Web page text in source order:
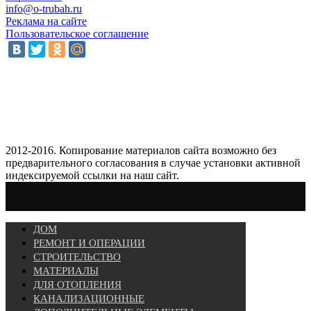
info@o-trubah.ru
Реклама на сайте
Пользовательское соглашение
2012-2016. Копирование материалов сайта возможно без
предварительного согласования в случае установки активной
индексируемой ссылки на наш сайт.
ДОМ
РЕМОНТ И ОПЕРАЦИИ
СТРОИТЕЛЬСТВО
МАТЕРИАЛЫ
ДЛЯ ОТОПЛЕНИЯ
КАНАЛИЗАЦИОННЫЕ